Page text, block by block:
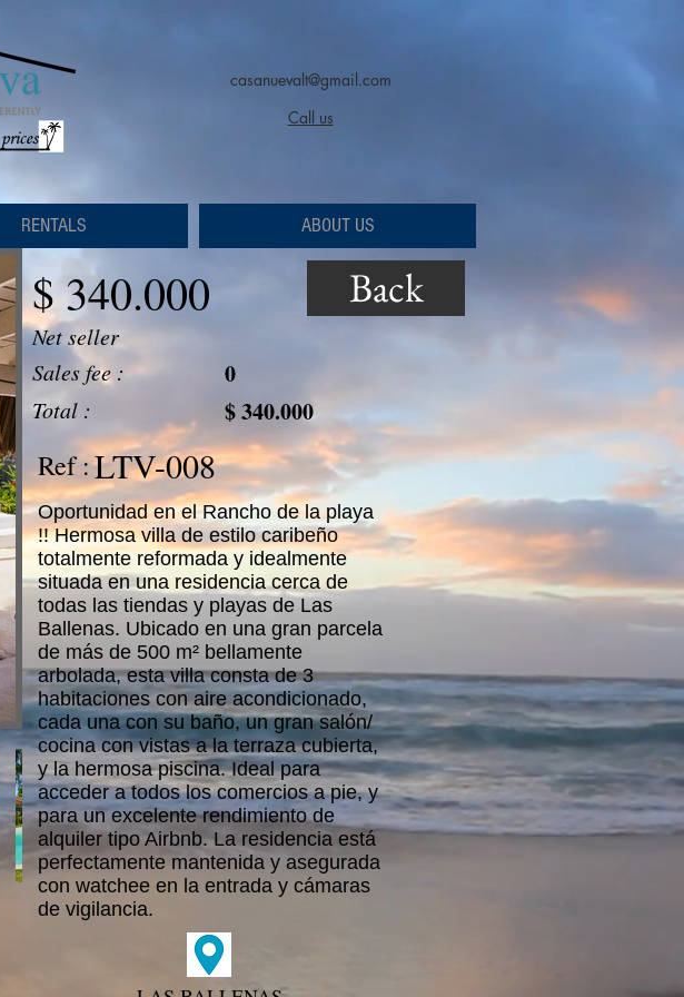
casanuevalt@gmail.com
Call us
RENTALS ABOUT US
$ 340.000
Net seller
Back
Sales fee :
Total :
0
$ 340.000
Ref :LTV-008
Oportunidad en el Rancho de la playa
!! Hermosa villa de estilo caribeño
totalmente reformada y idealmente
situada en una residencia cerca de
todas las tiendas y playas de Las
Ballenas. Ubicado en una gran parcela
de más de 500 m² bellamente
arbolada, esta villa consta de 3
habitaciones con aire acondicionado,
cada una con su baño, un gran salón/
cocina con vistas a la terraza cubierta,
y la hermosa piscina. Ideal para
acceder a todos los comercios a pie, y
para un excelente rendimiento de
alquiler tipo Airbnb. La residencia está
perfectamente mantenida y asegurada
con watchee en la entrada y cámaras
de vigilancia.